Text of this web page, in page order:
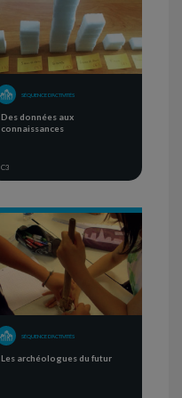
SÉQUENCE D'ACTIVITÉS
Des données aux
connaissances
C3
SÉQUENCE D'ACTIVITÉS
Les archéologues du futur